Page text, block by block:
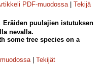
PDF-muodossa| Tekijä
. Eräiden puulajien istutuksen
nevalla.
some tree species on a
| Tekijät